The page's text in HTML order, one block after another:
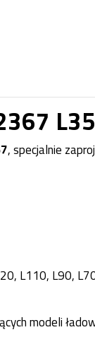
, specjalnie
L110, L90,
modeli